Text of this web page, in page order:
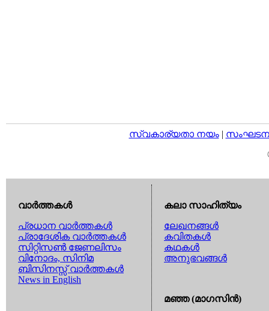
സ്വകാര്യതാ നയം|
വാര്‍ത്തകള്‍
പ്രധാന വാര്‍ത്തകള്‍
പ്രാദേശിക വാര്‍ത്തകള്‍
സിറ്റിസണ്‍ ജേണലിസം
വിനോദം, സിനിമ
ബിസിനസ്സ് വാര്‍ത്തകള്‍
News in English
കലാ സാഹിത്യം
ലേഖനങ്ങള്‍
കവിതകള്‍
കഥകള്‍
അനുഭവങ്ങള്‍
മഞ്ഞ (മാഗസിന്‍)